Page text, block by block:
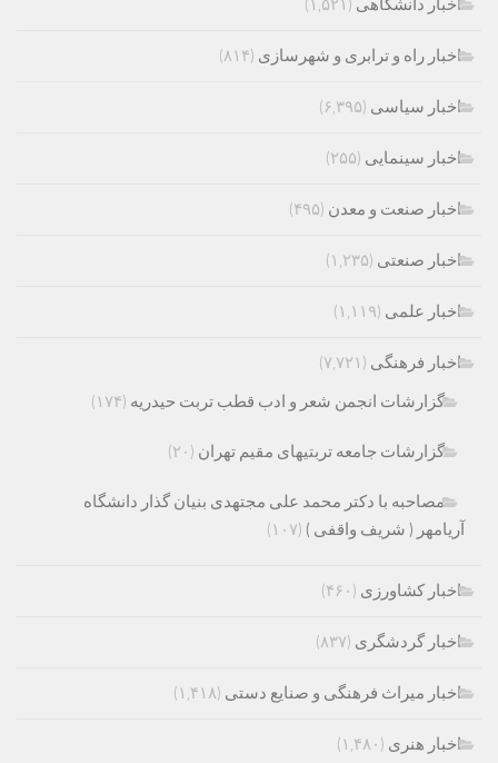
اخبار دانشگاهی (۱,۵۲۱)
اخبار راه و ترابری و شهرسازی (۸۱۴)
اخبار سیاسی (۶,۳۹۵)
اخبار سینمایی (۲۵۵)
اخبار صنعت و معدن (۴۹۵)
اخبار صنعتی (۱,۲۳۵)
اخبار علمی (۱,۱۱۹)
اخبار فرهنگی (۷,۷۲۱)
گزارشات انجمن شعر و ادب قطب تربت حیدریه (۱۷۴)
گزارشات جامعه تربتیهای مقیم تهران (۲۰)
مصاحبه با دکتر محمد علی مجتهدی بنیان گذار دانشگاه
آریامهر ( شریف واقفی ) (۱۰۷)
اخبار کشاورزی (۴۶۰)
اخبار گردشگری (۸۳۷)
اخبار میراث فرهنگی و صنایع دستی (۱,۴۱۸)
اخبار هنری (۱,۴۸۰)